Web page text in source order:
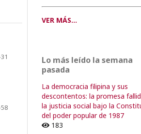
VER MÁS...
Lo más leído la semana
pasada
La democracia filipina y sus
descontentos: la promesa
la justicia social bajo la
del poder popular de 1987
183